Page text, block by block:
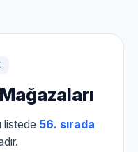
listede 56. sırada